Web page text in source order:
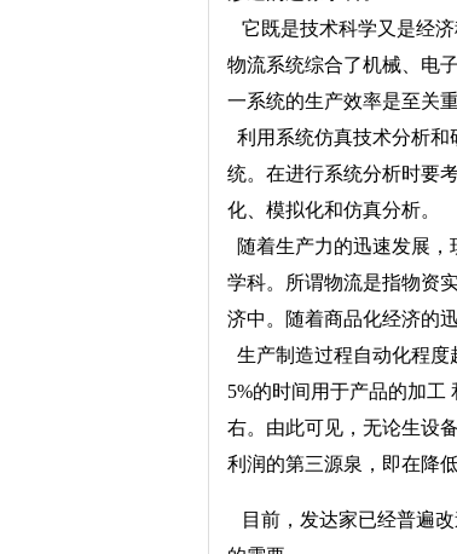
它既是技术科学又是经
物流系统综合了机械、电
一系统的生产效率是至关重
利用系统仿真技术分析
统。在进行系统分析时要
化、模拟化和仿真分析。
随着生产力的迅速发展
学科。所谓物流是指物资
济中。随着商品化经济的
生产制造过程自动化程
5%的时间用于产品的加工
右。由此可见，无论生设
利润的第三源泉，即在降
目前，发达家已经普遍